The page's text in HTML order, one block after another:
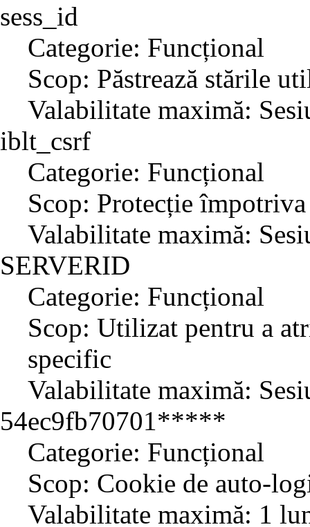
sess_id
Categorie: Funcțional
Scop: Păstrează stările
Valabilitate maximă:
iblt_csrf
Categorie: Funcțional
Scop: Protecție
Valabilitate maximă:
SERVERID
Categorie: Funcțional
Scop: Utilizat pentru a
specific
Valabilitate maximă:
54ec9fb70701*****
Categorie: Funcțional
Scop: Cookie de auto-
Valabilitate maximă: 1